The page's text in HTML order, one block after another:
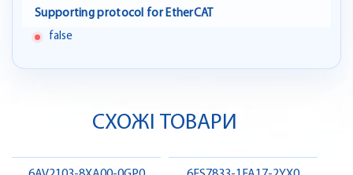
Supporting protocol for EtherCAT
false
СХОЖІ ТОВАРИ